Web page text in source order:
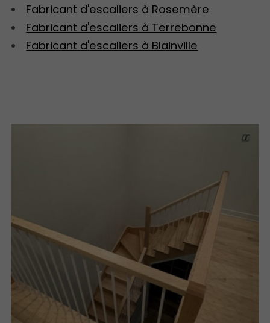
Fabricant d'escaliers à Rosemère
Fabricant d'escaliers à Terrebonne
Fabricant d'escaliers à Blainville